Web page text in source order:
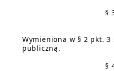
§
Wymieniona w § 2 pkt. 3
publiczną.
§